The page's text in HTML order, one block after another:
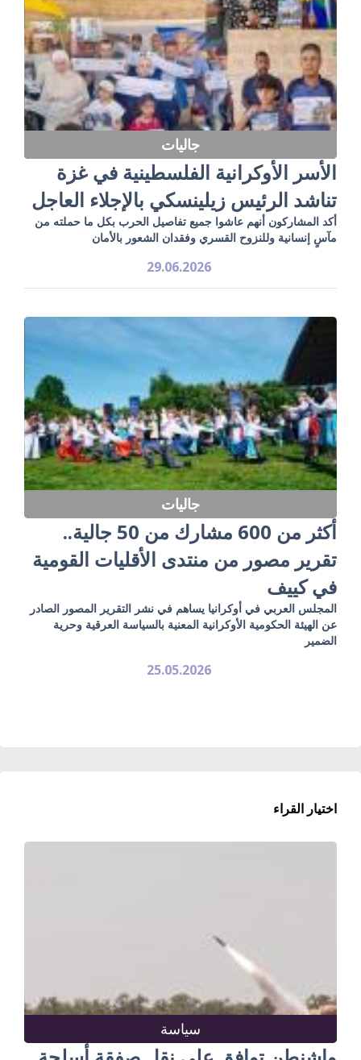
جاليات
الأسر الأوكرانية الفلسطينية في غزة
تناشد الرئيس زيلينسكي بالإجلاء العاجل
أكد المشاركون أنهم عاشوا جميع تفاصيل الحرب بكل ما حملته من
مآسٍ إنسانية وللنزوح القسري وفقدان الشعور بالأمان
29.06.2026
جاليات
أكثر من 600 مشارك من 50 جالية..
تقرير مصور من منتدى الأقليات القومية
في كييف
المجلس العربي في أوكرانيا يساهم في نشر التقرير المصور الصادر
عن الهيئة الحكومية الأوكرانية المعنية بالسياسة العرقية وحرية
الضمير
25.05.2026
اختيار القراء
سياسة